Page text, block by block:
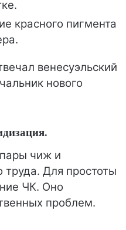
красного пигмента
венесуэльский
нового
чиж и
труда. Для простоты
ЧК. Оно
проблем.